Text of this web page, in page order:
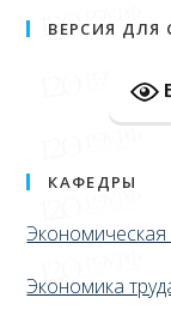
Экономическая
Экономика
Цифровая